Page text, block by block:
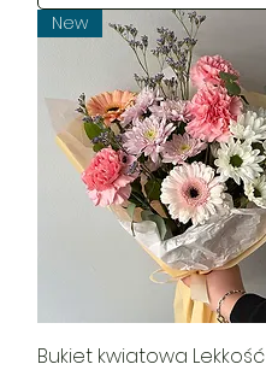
New
Bukiet kwiatowa Lekkość